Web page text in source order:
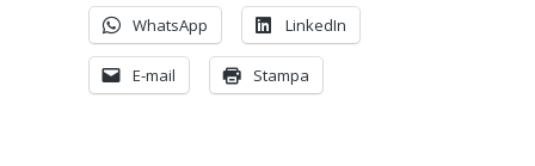
WhatsApp LinkedIn
E-mail Stampa